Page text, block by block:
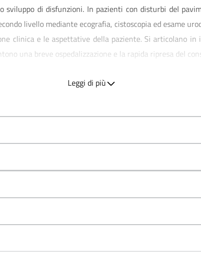
di disfunzioni. In pazienti con disturbi del
livello mediante ecografia, cistoscopia ed esame
clinica e le aspettative della paziente. Si articolano
una breve ospedalizzazione e la rapida ripresa del
Leggi di più